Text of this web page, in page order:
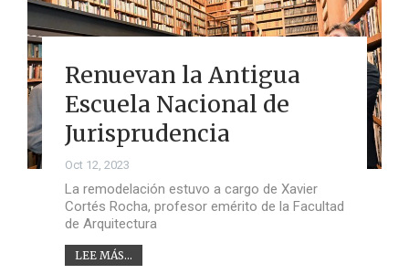
Renuevan la Antigua
Escuela Nacional de
Jurisprudencia
Oct 12, 2023
La remodelación estuvo a cargo de Xavier
Cortés Rocha, profesor emérito de la Facultad
de Arquitectura
LEE MÁS...